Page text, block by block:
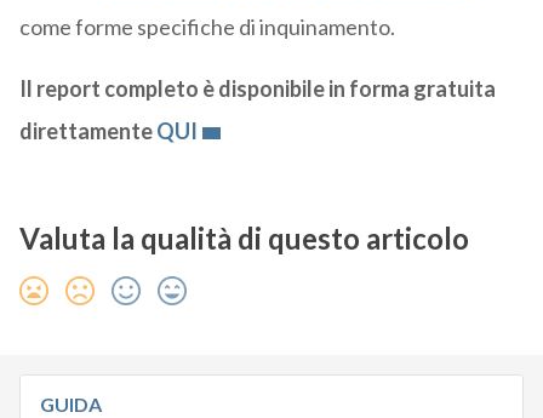
come forme specifiche di inquinamento.
Il report completo è disponibile in forma gratuita
direttamenteQUI
Valuta la qualità di questo articolo
GUIDA